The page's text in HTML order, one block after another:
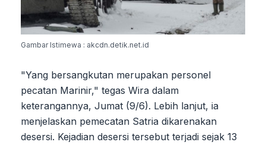
Gambar Istimewa : akcdn.detik.net.id
"Yang bersangkutan merupakan personel
pecatan Marinir," tegas Wira dalam
keterangannya, Jumat (9/6). Lebih lanjut, ia
menjelaskan pemecatan Satria dikarenakan
desersi. Kejadian desersi tersebut terjadi sejak 13